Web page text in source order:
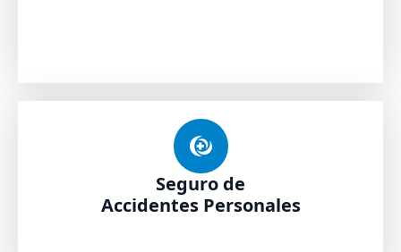
Seguro de
Accidentes Personales